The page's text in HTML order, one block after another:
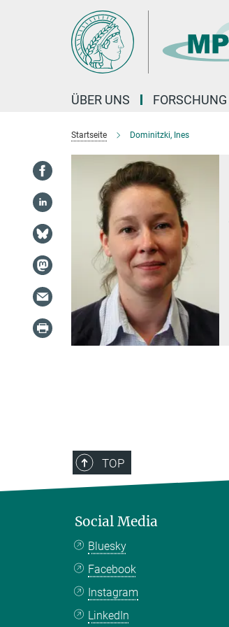
ÜBER UNS FORSCHUNG
Startseite Dominitzki, Ines
TOP
Social Media
Bluesky
Facebook
Instagram
LinkedIn